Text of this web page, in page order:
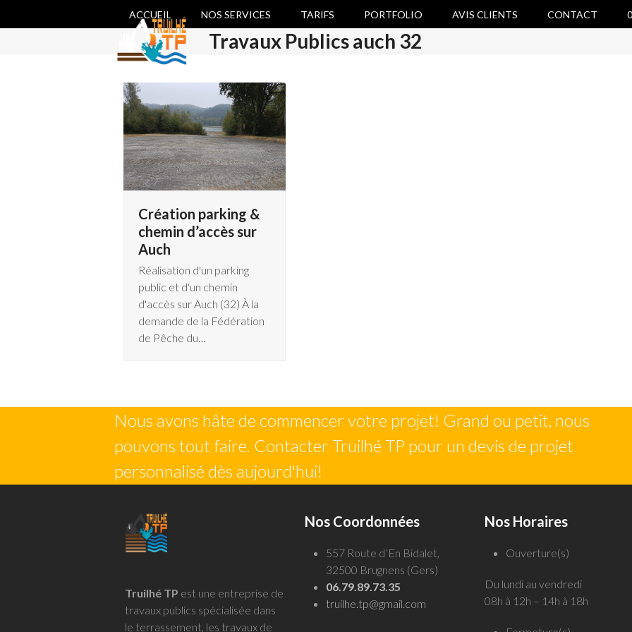
ACCUEIL NOS SERVICES TARIFS PORTFOLIO AVIS CLIENTS CONTACT
Travaux Publics auch 32
Création parking &
chemin d’accès sur
Auch
Réalisation d'un parking
public et d'un chemin
d'accès sur Auch (32) À la
demande de la Fédération
de Pêche du…
Nous avons hâte de commencer votre projet! Grand ou petit, nous
pouvons tout faire. Contacter Truilhé TP pour un devis de projet
personnalisé dès aujourd'hui!
Truilhé TP est une entreprise de
travaux publics spécialisée dans
le terrassement, les travaux de
Nos Coordonnées
557 Route d’En Bidalet,
32500 Brugnens (Gers)
06.79.89.73.35
truilhe.tp@gmail.com
Nos Horaires
Ouverture(s)
Du lundi au vendredi
08h à 12h – 14h à 18h